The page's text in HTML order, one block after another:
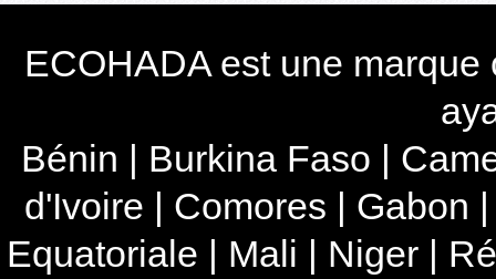
ECOHADA est une
Bénin
Burkina Faso
d'Ivoire
Comores Gabon
Equatoriale
Mali Niger|